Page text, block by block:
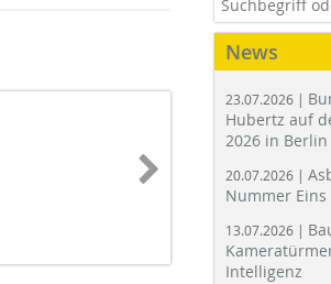
News
23.07.2026 |
Hubertz auf
2026 in Berlin
20.07.2026 |
Nummer Eins
13.07.2026 |
Intelligenz